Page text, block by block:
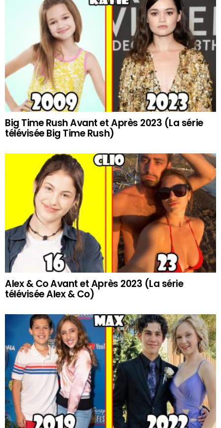
Big Time Rush Avant et Après 2023 (La série
télévisée Big Time Rush)
Alex & Co Avant et Après 2023 (La série
télévisée Alex & Co)